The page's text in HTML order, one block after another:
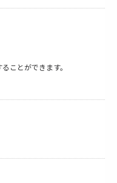
ことができます。